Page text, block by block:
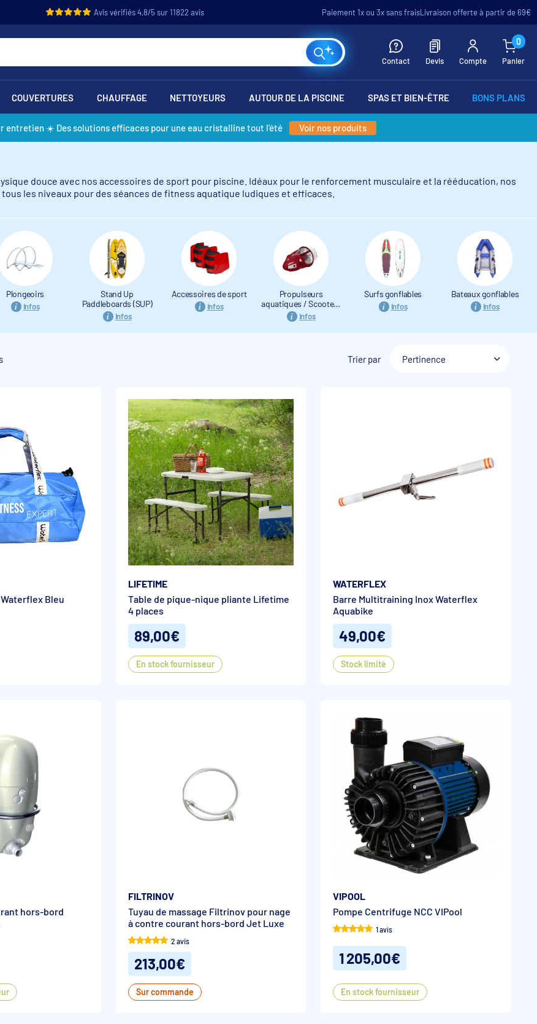
Avis vérifiés 4,8/5 sur 11822 avis Paiement 1x ou 3x sans fraisLivraison offerte à partir de 69€
Contact Devis Compte
0
Panier
COUVERTURES CHAUFFAGE NETTOYEURS AUTOUR DE LA PISCINE SPAS ET BIEN-ÊTRE BONS PLANS
entretien ☀️ Des solutions efficaces pour une eau cristalline tout l’été Voir nos produits
douce avec nos accessoires de sport pour piscine. Idéaux pour le renforcement musculaire et la rééducation, nos
les niveaux pour des séances de fitness aquatique ludiques et efficaces.
Plongeoirs
Infos
Stand Up
Paddleboards (SUP)
Infos
Accessoires de sport
Infos
Propulseurs
aquatiques / Scooters
sous-marins
Infos
Surfs gonflables
Infos
Bateaux gonflables
Infos
Trier par Pertinence
Bleu
LIFETIME
Table de pique-nique pliante Lifetime
4 places
89,00€
En stock fournisseur
WATERFLEX
Barre Multitraining Inox Waterflex
Aquabike
49,00€
Stock limité
hors-bord
FILTRINOV
Tuyau de massage Filtrinov pour nage
à contre courant hors-bord Jet Luxe
2 avis
213,00€
Sur commande
VIPOOL
Pompe Centrifuge NCC VIPool
1 avis
1 205,00€
En stock fournisseur